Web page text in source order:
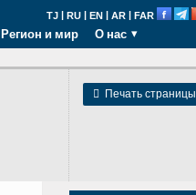
TJ | RU | EN | AR | FAR
Регион и мир О нас
 Печать страницы